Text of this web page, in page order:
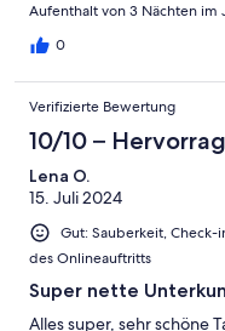
Aufenthalt von 3 Nächten im
0
Verifizierte Bewertung
10/10 –
Lena O.
15. Juli 2024
Gut: Sauberkeit, Check-
des Onlineauftritts
Super nette
Alles super, sehr schöne